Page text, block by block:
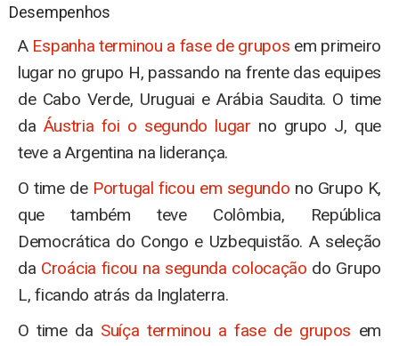
Desempenhos
A Espanha terminou a fase de grupos em primeiro
lugar no grupo H, passando na frente das equipes
de Cabo Verde, Uruguai e Arábia Saudita. O time
da Áustria foi o segundo lugar no grupo J, que
teve a Argentina na liderança.
O time de Portugal ficou em segundo no Grupo K,
que também teve Colômbia, República
Democrática do Congo e Uzbequistão. A seleção
da Croácia ficou na segunda colocação do Grupo
L, ficando atrás da Inglaterra.
O time da Suíça terminou a fase de grupos em